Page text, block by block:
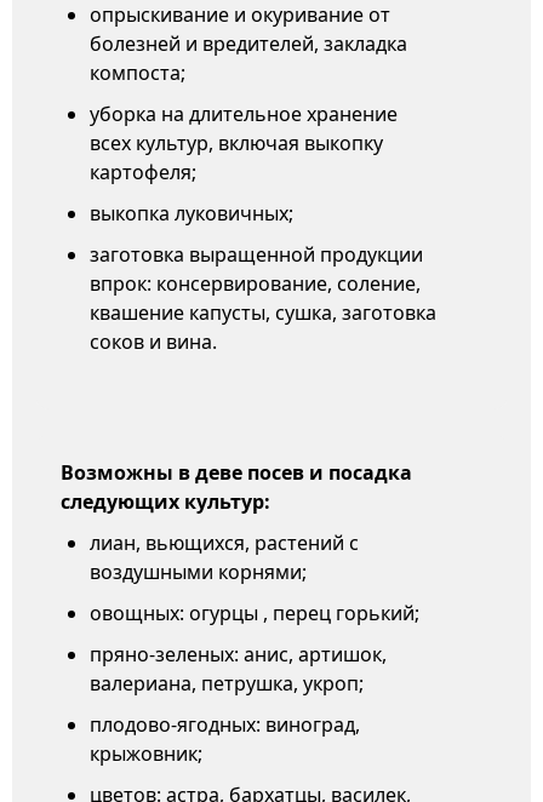
опрыскивание и окуривание от
болезней и вредителей, закладка
компоста;
уборка на длительное хранение
всех культур, включая выкопку
картофеля;
выкопка луковичных;
заготовка выращенной продукции
впрок: консервирование, соление,
квашение капусты, сушка, заготовка
соков и вина.
Возможны в деве посев и посадка
следующих культур:
лиан, вьющихся, растений с
воздушными корнями;
овощных: огурцы , перец горький;
пряно-зеленых: анис, артишок,
валериана, петрушка, укроп;
плодово-ягодных: виноград,
крыжовник;
цветов: астра, бархатцы, василек,